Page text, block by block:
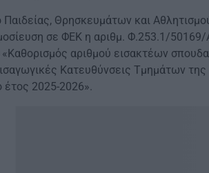
Θρησκευμάτων και
σε ΦΕΚ η αριθμ. Φ.253.1/
αριθμού εισακτέων
Κατευθύνσεις Τμημάτων
έτος 2025-2026».